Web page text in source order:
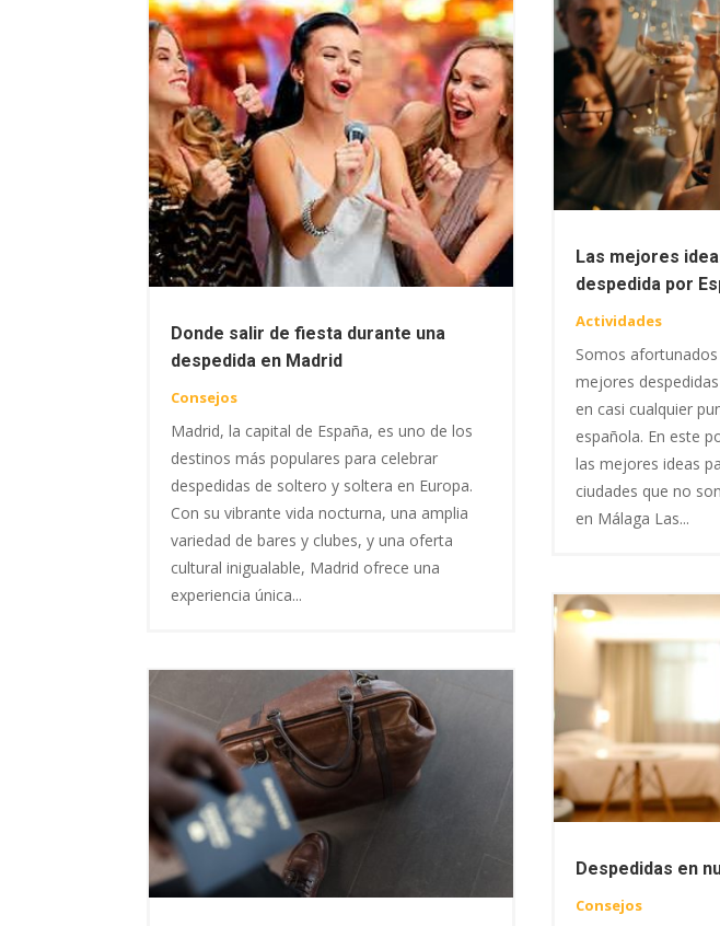
Donde salir de fiesta durante una
despedida en Madrid
Consejos
Madrid, la capital de España, es uno de los
destinos más populares para celebrar
despedidas de soltero y soltera en Europa.
Con su vibrante vida nocturna, una amplia
variedad de bares y clubes, y una oferta
cultural inigualable, Madrid ofrece una
experiencia única...
Las mejores
despedida por
Actividades
Somos
mejores
en casi cualquier
española. En este
las mejores ideas
ciudades que no
en Málaga Las...
Despedidas en
Consejos